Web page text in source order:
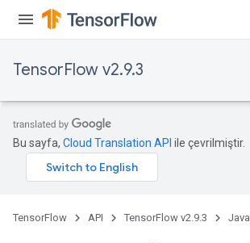
TensorFlow v2.9.3
Bu sayfa, Cloud Translation API ile çevrilmiştir.
TensorFlow API TensorFlow v2.9.3 Java